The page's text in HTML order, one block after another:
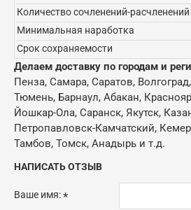
Количество сочленений-
Минимальная наработка
Срок сохраняемости
Делаем доставку по городам и
Пенза, Самара, Саратов,
Тюмень, Барнаул, Абакан,
Йошкар-Ола, Саранск, Якутск,
Петропавловск-Камчатский,
Тамбов, Томск, Анадырь и т.д.
НАПИСАТЬ ОТЗЫВ
Ваше имя: